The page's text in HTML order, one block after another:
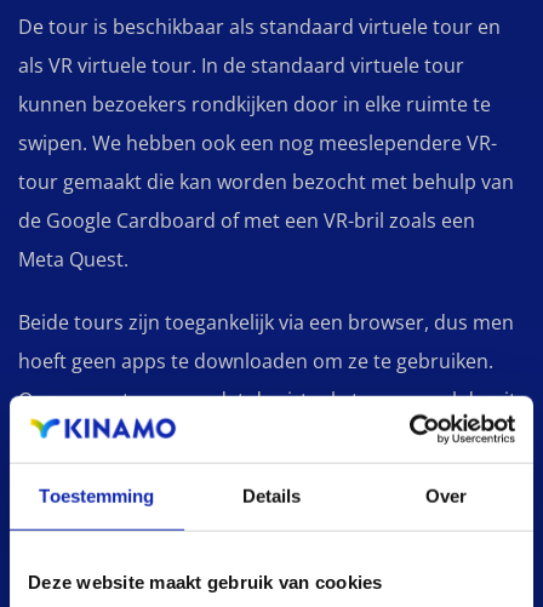
Toestemming Details Over
Deze website maakt gebruik van cookies
De tour is beschikbaar als standaard virtuele tour en
als VR virtuele tour. In de standaard virtuele tour
kunnen bezoekers rondkijken door in elke ruimte te
swipen. We hebben ook een nog meeslependere VR-
tour gemaakt die kan worden bezocht met behulp van
de Google Cardboard of met een VR-bril zoals een
Meta Quest.
Beide tours zijn toegankelijk via een browser, dus men
hoeft geen apps te downloaden om ze te gebruiken.
Om ervoor te zorgen dat de virtuele tour soepel draait,
hebben we een aangepaste oplossing voor caching en